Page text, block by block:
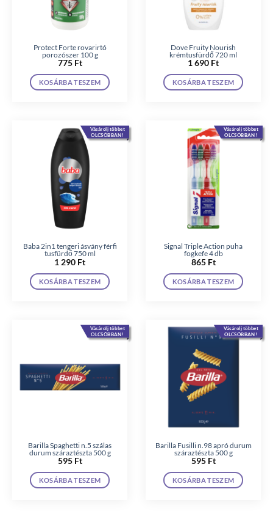
Protect Forte rovarirtó
porozószer 100 g
775 Ft
KOSÁRBA TESZEM
Dove Fruity Nourish
krémtusfürdő 720 ml
1 690 Ft
KOSÁRBA TESZEM
Vásárolj többet
OLCSÓBBAN!
Baba 2in1 tengeri ásvány férfi
tusfürdő 750 ml
1 290 Ft
KOSÁRBA TESZEM
Vásárolj többet
OLCSÓBBAN!
Signal Triple Action puha
fogkefe 4 db
865 Ft
KOSÁRBA TESZEM
Vásárolj többet
OLCSÓBBAN!
Barilla Spaghetti n.5 szálas
durum száraztészta 500 g
595 Ft
KOSÁRBA TESZEM
Vásárolj többet
OLCSÓBBAN!
Barilla Fusilli n.98 apró durum
száraztészta 500 g
595 Ft
KOSÁRBA TESZEM